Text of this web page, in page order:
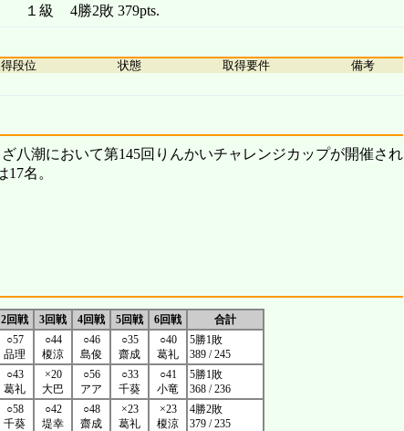
１級 4勝2敗 379pts.
段位 状態 取得要件 備考
八潮において第145回りんかいチャレンジカップが開催され
名。
2回戦 3回戦 4回戦 5回戦 6回戦 合計
○57
品理
○44
榎涼
○46
島俊
○35
齋成
○40
葛礼
5勝1敗
389 / 245
○43
葛礼
×20
大巴
○56
アア
○33
千葵
○41
小竜
5勝1敗
368 / 236
○58
千葵
○42
堤幸
○48
齋成
×23
葛礼
×23
榎涼
4勝2敗
379 / 235